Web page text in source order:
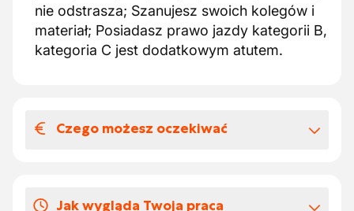
nie odstrasza; Szanujesz swoich kolegów i
materiał; Posiadasz prawo jazdy kategorii B,
kategoria C jest dodatkowym atutem.
Czego możesz oczekiwać
Jak wygląda Twoja praca